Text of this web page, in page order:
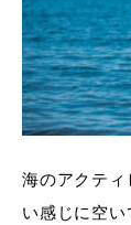
海のアクティ
い感じに空